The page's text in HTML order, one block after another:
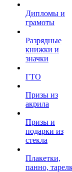
Дипломы и
грамоты
Разрядные
книжки и
значки
ГТО
Призы из
акрила
Призы и
подарки из
стекла
Плакетки,
панно,